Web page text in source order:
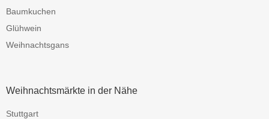
Baumkuchen
Glühwein
Weihnachtsgans
Weihnachtsmärkte in der Nähe
Stuttgart